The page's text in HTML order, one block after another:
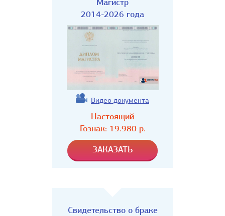
Магистр
2014-2026 года
Видео документа
Настоящий
Гознак: 19.980р.
Свидетельство о браке